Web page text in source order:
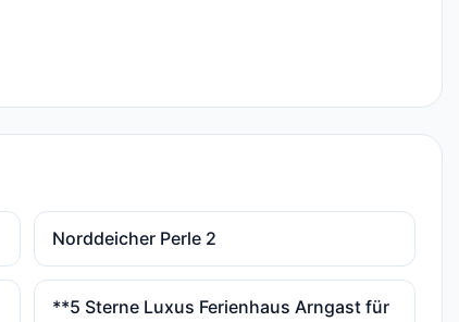
Norddeicher Perle 2
**5 Sterne Luxus Ferienhaus Arngast für